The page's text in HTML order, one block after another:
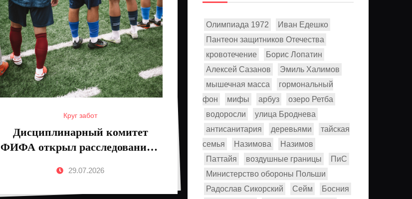
Круг забот
Дисциплинарный комитет
ФИФА открыл расследование в
Паредеса
29.07.2026
Олимпиада 1972
Иван Едешко
Пантеон защитников Отечества
кровотечение
Борис Лопатин
Алексей Сазанов
Эмиль Халимов
мышечная масса
гормональный
фон
мифы арбуз
озеро Ретба
водоросли
улица Броднева
антисанитария
деревьями
тайская
семья
Назимова
Назимов
Паттайя
воздушные границы
ПиС
Министерство обороны Польши
Радослав Сикорский
Сейм
Босния